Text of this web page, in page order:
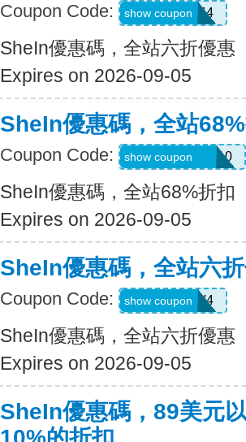
Coupon Code: V3A44
show coupon
SheIn優惠碼，全站六折優惠
Expires on 2026-09-05
SheIn優惠碼，全站
Coupon Code: uguszx26042210
show coupon
SheIn優惠碼，全站68%折扣
Expires on 2026-09-05
SheIn優惠碼，全站六
Coupon Code: LS8V4
show coupon
SheIn優惠碼，全站六折優惠
Expires on 2026-09-05
SheIn優惠碼，89美元